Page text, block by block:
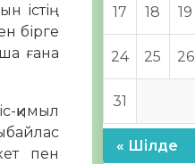
істің
бірге
ғана
қимыл
пен
17 18 19
24 25 26
31
« Шілде